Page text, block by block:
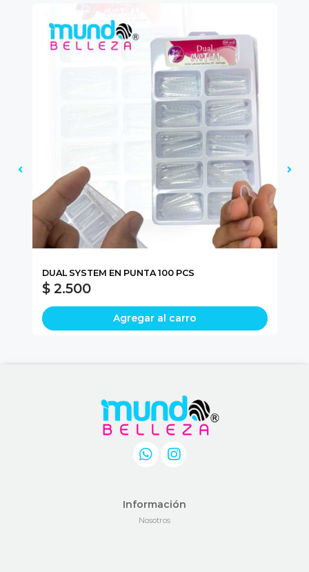
DUAL SYSTEM EN PUNTA 100 PCS
$ 2.500
Agregar al carro
Información
Nosotros